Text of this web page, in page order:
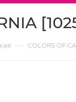
— COLORS OF